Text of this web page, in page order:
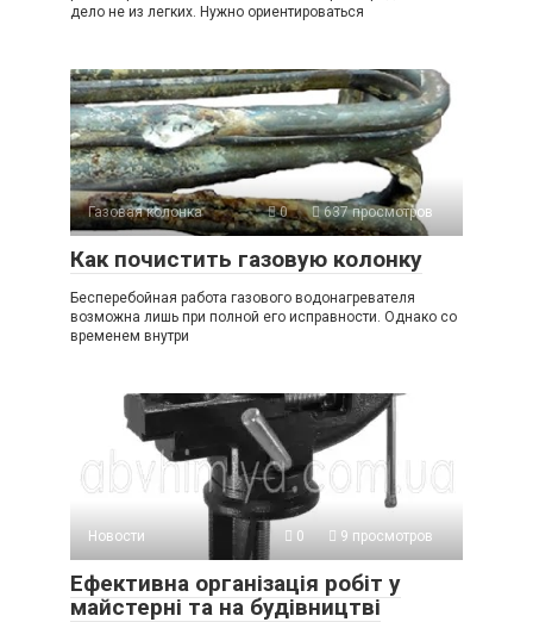
дело не из легких. Нужно ориентироваться
Газовая колонка 0 637 просмотров
Как почистить газовую колонку
Бесперебойная работа газового водонагревателя
возможна лишь при полной его исправности. Однако со
временем внутри
Новости 0 9 просмотров
Ефективна організація робіт у
майстерні та на будівництві